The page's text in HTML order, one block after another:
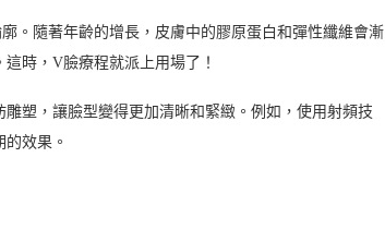
。隨著年齡的增長，皮膚中的膠原蛋白和彈性纖維會漸
時，V臉療程就派上用場了！
塑，讓臉型變得更加清晰和緊緻。例如，使用射頻技
效果。